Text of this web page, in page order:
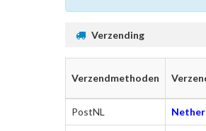
Verzending
Verzendmethoden
PostNL